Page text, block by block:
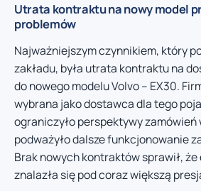
Utrata kontraktu na nowy model
problemów
Najważniejszym czynnikiem, który
zakładu, była utrata kontraktu na
do nowego modelu Volvo – EX30.
wybrana jako dostawca dla tego
ograniczyło perspektywy zamówień
podważyło dalsze funkcjonowanie
Brak nowych kontraktów sprawił,
znalazła się pod coraz większą